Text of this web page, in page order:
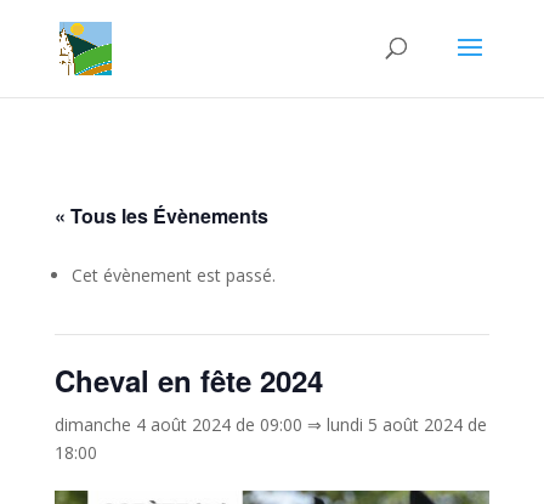
« Tous les Évènements
Cet évènement est passé.
Cheval en fête 2024
dimanche 4 août 2024 de 09:00 ⇒ lundi 5 août 2024 de
18:00